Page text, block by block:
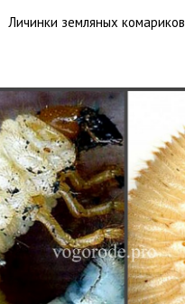
Личинки земляных комариков